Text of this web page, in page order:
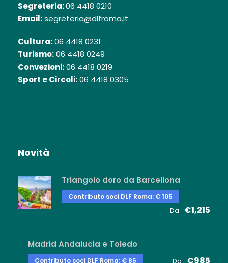
Segreteria:06 4418 0210
Email:segreteria@dlfroma.it
Cultura:06 4418 0231
Turismo:06 4418 0249
Convezioni:06 4418 0219
Sport e Circoli:06 4418 0305
Novità
Triangolo doro da Barcellona
Contributo soci DLF Roma: € 105
Da €1,215
Madrid Andalucia e Toledo
Contributo soci DLF Roma: € 85